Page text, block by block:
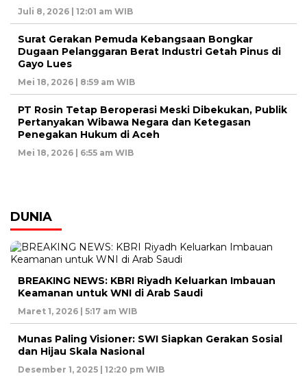
Juli 8, 2026 | 12:01 am WIB
Surat Gerakan Pemuda Kebangsaan Bongkar
Dugaan Pelanggaran Berat Industri Getah Pinus di
Gayo Lues
Mei 18, 2026 | 8:59 am WIB
PT Rosin Tetap Beroperasi Meski Dibekukan, Publik
Pertanyakan Wibawa Negara dan Ketegasan
Penegakan Hukum di Aceh
Mei 18, 2026 | 6:55 am WIB
DUNIA
BREAKING NEWS: KBRI Riyadh Keluarkan Imbauan
Keamanan untuk WNI di Arab Saudi
Maret 1, 2026 | 5:17 am WIB
Munas Paling Visioner: SWI Siapkan Gerakan Sosial
dan Hijau Skala Nasional
Desember 1, 2025 | 12:20 pm WIB